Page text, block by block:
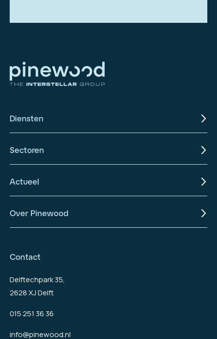
Diensten
Sectoren
Actueel
Over Pinewood
Contact
Delftechpark 35,
2628 XJ Delft
015 251 36 36
info@pinewood.nl